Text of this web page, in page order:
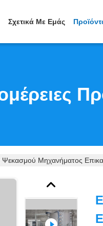
Σχετικά Με Εμάς
Ψεκασμού Μηχανήματος